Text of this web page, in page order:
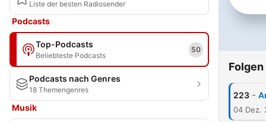
Liste der besten Radiosender
Podcasts
Top-Podcasts
Beliebteste Podcasts
50
Podcasts nach Genres
18 Themengenres
Musik
Folgen
223 -
04 Dez.